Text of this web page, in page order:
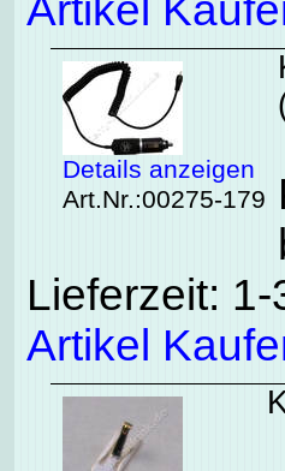
Artikel
Details anzeigen
Art.Nr.:00275-179
Lieferzeit:
Artikel